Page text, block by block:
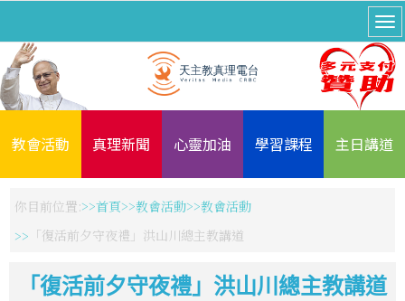
教會活動 真理新聞 心靈加油 學習課程 主日講道
你目前位置: 首頁 教會活動
教會活動
「復活前夕守夜禮」洪山川總主教講道
「復活前夕守夜禮」洪山川總主教講道